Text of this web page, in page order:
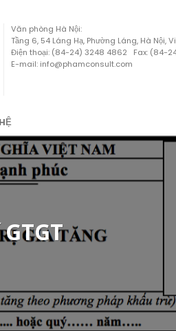
Văn phòng Hà Nội:
Tầng 6, 54 Láng Hạ, Phường Láng, Hà Nội,
Điện thoại: (84-24) 3248 4862 Fax: (84-
E-mail: info@phamconsult.com